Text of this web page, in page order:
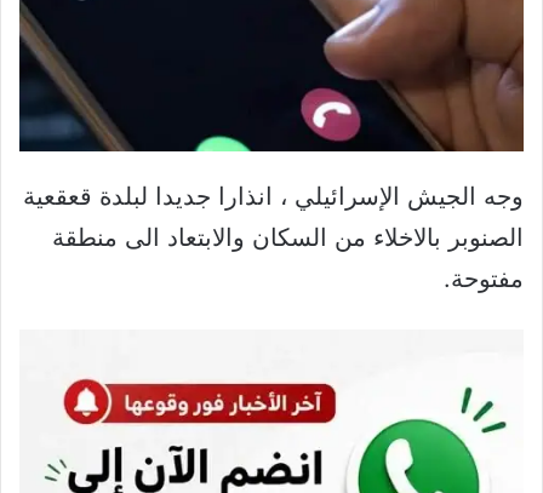
وجه الجيش الإسرائيلي ، انذارا جديدا لبلدة قعقعية
الصنوبر بالاخلاء من السكان والابتعاد الى منطقة
مفتوحة.